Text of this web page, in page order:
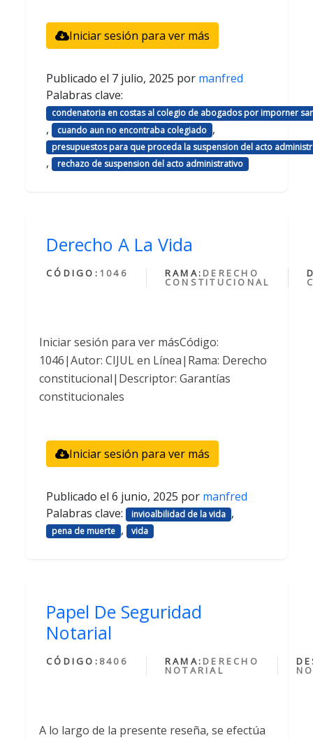
Iniciar sesión para ver más
Publicado el 7 julio, 2025 por manfred
Palabras clave:
condenatoria en costas al colegio de abogados por imporner
, cuando aun no encontraba colegiado ,
presupuestos para que proceda la suspension del acto
, rechazo de suspension del acto administrativo
Derecho A La Vida
CÓDIGO: 1046 RAMA: DERECHO
CONSTITUCIONAL
Iniciar sesión para ver másCódigo:
1046|Autor: CIJUL en Línea|Rama: Derecho
constitucional|Descriptor: Garantías
constitucionales
Iniciar sesión para ver más
Publicado el 6 junio, 2025 por manfred
Palabras clave:
invioalbilidad de la vida ,
pena de muerte , vida
Papel De Seguridad
Notarial
CÓDIGO: 8406 RAMA: DERECHO
NOTARIAL
A lo largo de la presente reseña, se efectúa